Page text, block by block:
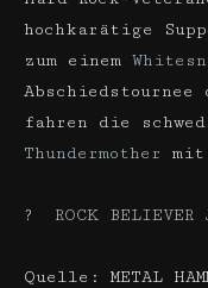
hochkarätige
zum einem
Abschiedstournee
fahren die
Thundermother
mit
? ROCK BELIEVER
Quelle: METAL